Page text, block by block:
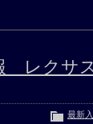
レクサ
最新